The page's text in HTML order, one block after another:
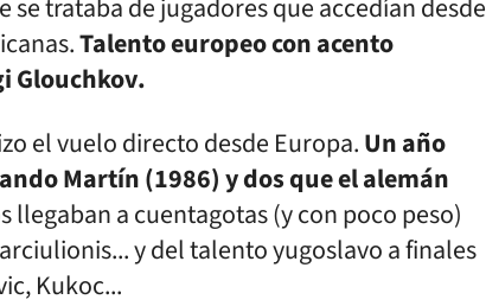
se trataba de jugadores que ­accedían desde
Talento europeo con acento
Glouchkov.
el vuelo directo desde Europa.Un año
Martín (1986) y dos que el alemán
llegaban a cuentagotas (y con poco peso)
y del talento yugoslavo a finales
Kukoc...